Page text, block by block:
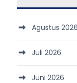
Agustus 2026
Juli 2026
Juni 2026